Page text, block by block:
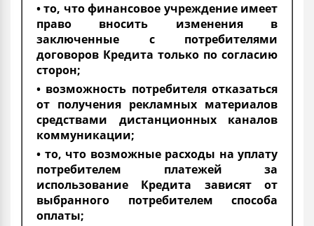
• то, что финансовое учреждение имеет
право вносить изменения в
заключенные с потребителями
договоров Кредита только по согласию
сторон;
• возможность потребителя отказаться
от получения рекламных материалов
средствами дистанционных каналов
коммуникации;
• то, что возможные расходы на уплату
потребителем платежей за
использование Кредита зависят от
выбранного потребителем способа
оплаты;